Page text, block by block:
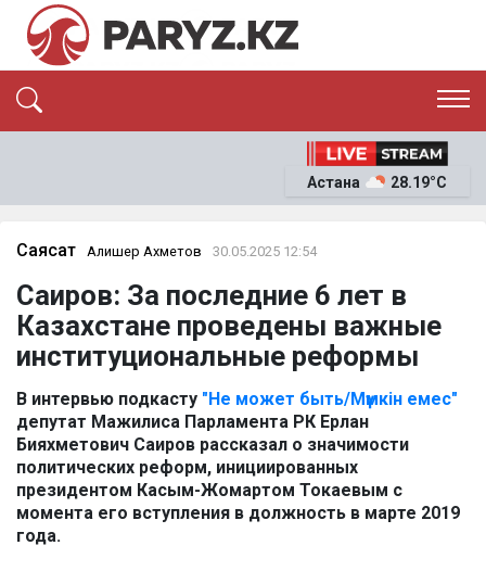
ЭКОНОМИКА
ОҚИҒА
News
Астана 28.19°C
Саясат Алишер Ахметов 30.05.2025 12:54
Саиров: За последние 6 лет в
Казахстане проведены важные
институциональные реформы
В интервью подкасту "Не может быть/Мүмкін емес"
депутат Мажилиса Парламента РК Ерлан
Бияхметович Саиров рассказал о значимости
политических реформ, инициированных
президентом Касым-Жомартом Токаевым с
момента его вступления в должность в марте 2019
года.